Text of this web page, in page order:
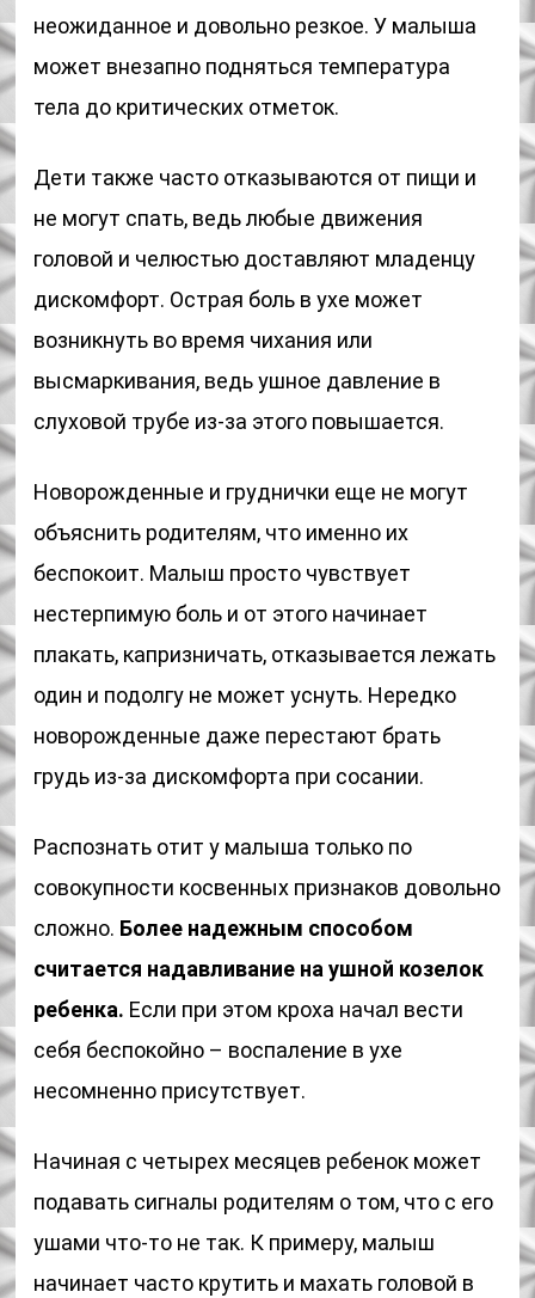
неожиданное и довольно резкое. У малыша
может внезапно подняться температура
тела до критических отметок.
Дети также часто отказываются от пищи и
не могут спать, ведь любые движения
головой и челюстью доставляют младенцу
дискомфорт. Острая боль в ухе может
возникнуть во время чихания или
высмаркивания, ведь ушное давление в
слуховой трубе из-за этого повышается.
Новорожденные и груднички еще не могут
объяснить родителям, что именно их
беспокоит. Малыш просто чувствует
нестерпимую боль и от этого начинает
плакать, капризничать, отказывается лежать
один и подолгу не может уснуть. Нередко
новорожденные даже перестают брать
грудь из-за дискомфорта при сосании.
Распознать отит у малыша только по
совокупности косвенных признаков довольно
сложно. Более надежным способом
считается надавливание на ушной козелок
ребенка. Если при этом кроха начал вести
себя беспокойно – воспаление в ухе
несомненно присутствует.
Начиная с четырех месяцев ребенок может
подавать сигналы родителям о том, что с его
ушами что-то не так. К примеру, малыш
начинает часто крутить и махать головой в